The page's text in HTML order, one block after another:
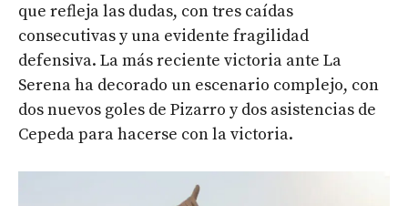
que refleja las dudas, con tres caídas
consecutivas y una evidente fragilidad
defensiva. La más reciente victoria ante La
Serena ha decorado un escenario complejo, con
dos nuevos goles de Pizarro y dos asistencias de
Cepeda para hacerse con la victoria.